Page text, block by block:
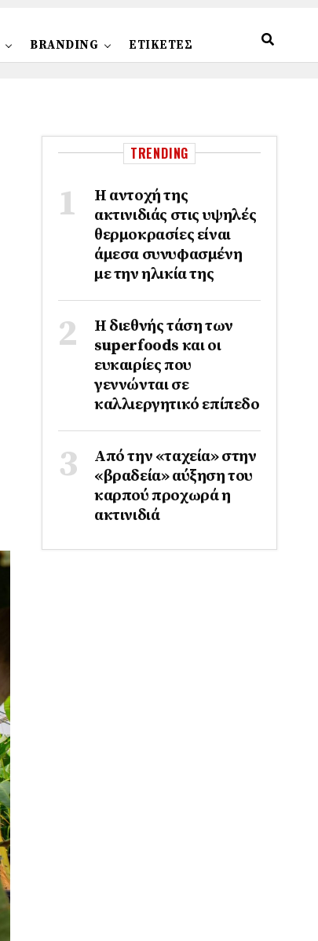
BRANDING ΕΤΙΚΕΤΕΣ
TRENDING
Η αντοχή της
ακτινιδιάς στις υψηλές
θερμοκρασίες είναι
άμεσα συνυφασμένη
με την ηλικία της
Η διεθνής τάση των
superfoods και οι
ευκαιρίες που
γεννώνται σε
καλλιεργητικό επίπεδο
Από την «ταχεία» στην
«βραδεία» αύξηση του
καρπού προχωρά η
ακτινιδιά